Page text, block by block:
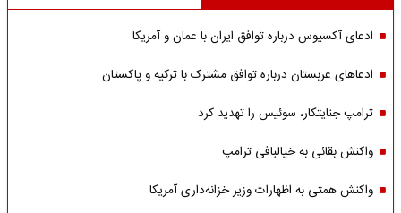
ادعای آکسیوس درباره توافق ایران با عمان و آمریکا
ادعاهای عربستان درباره توافق مشترک با ترکیه و پاکستان
ترامپ جنایتکار، سوئیس را تهدید کرد
واکنش بقائی به خیالبافی ترامپ
واکنش همتی به اظهارات وزیر خزانه‌داری آمریکا